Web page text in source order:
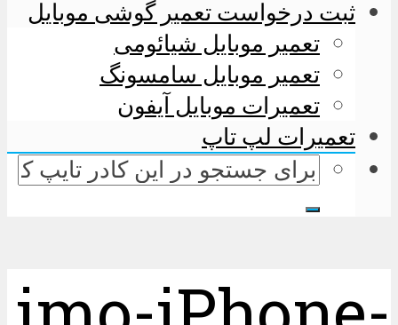
ثبت درخواست تعمیر گوشی موبایل
تعمیر موبایل شیائومی
تعمیر موبایل سامسونگ
تعمیرات موبایل آیفون
تعمیرات لپ تاپ